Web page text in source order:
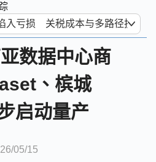
数据中心商
、槟城
启动量产
05/15